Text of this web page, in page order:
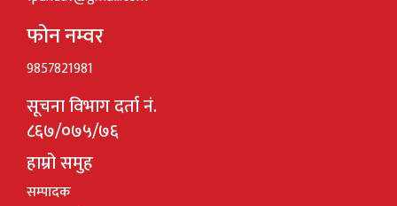
फोन नम्वर
9857821981
सूचना विभाग दर्ता नं.
८६७/०७५/७६
हाम्रो समुह
सम्पादक